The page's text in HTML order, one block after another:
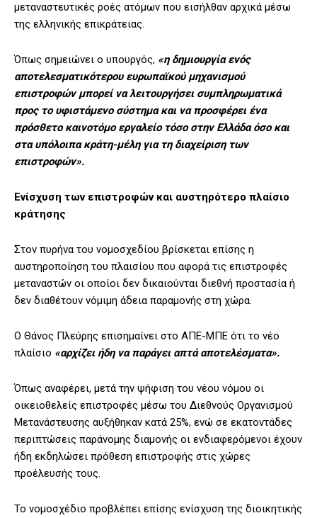
μεταναστευτικές ροές ατόμων που εισήλθαν αρχικά μέσω
της ελληνικής επικράτειας.
Όπως σημειώνει ο υπουργός, «η δημιουργία ενός
αποτελεσματικότερου ευρωπαϊκού μηχανισμού
επιστροφών μπορεί να λειτουργήσει συμπληρωματικά
προς το υφιστάμενο σύστημα και να προσφέρει ένα
πρόσθετο καινοτόμο εργαλείο τόσο στην Ελλάδα όσο και
στα υπόλοιπα κράτη-μέλη για τη διαχείριση των
επιστροφών».
Ενίσχυση των επιστροφών και αυστηρότερο πλαίσιο
κράτησης
Στον πυρήνα του νομοσχεδίου βρίσκεται επίσης η
αυστηροποίηση του πλαισίου που αφορά τις επιστροφές
μεταναστών οι οποίοι δεν δικαιούνται διεθνή προστασία ή
δεν διαθέτουν νόμιμη άδεια παραμονής στη χώρα.
Ο Θάνος Πλεύρης επισημαίνει στο ΑΠΕ-ΜΠΕ ότι το νέο
πλαίσιο «αρχίζει ήδη να παράγει απτά αποτελέσματα».
Όπως αναφέρει, μετά την ψήφιση του νέου νόμου οι
οικειοθελείς επιστροφές μέσω του Διεθνούς Οργανισμού
Μετανάστευσης αυξήθηκαν κατά 25%, ενώ σε εκατοντάδες
περιπτώσεις παράνομης διαμονής οι ενδιαφερόμενοι έχουν
ήδη εκδηλώσει πρόθεση επιστροφής στις χώρες
προέλευσής τους.
Το νομοσχέδιο προβλέπει επίσης ενίσχυση της διοικητικής